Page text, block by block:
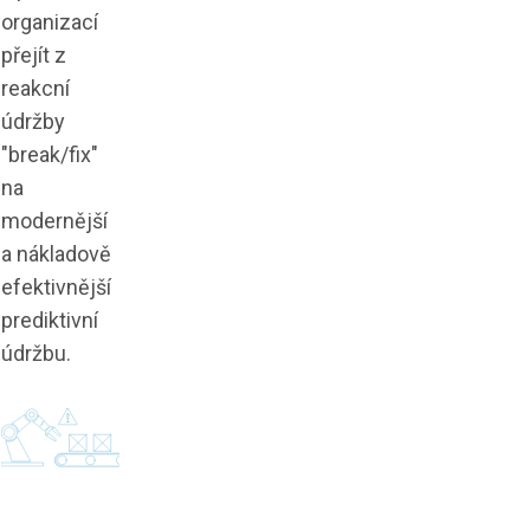
organizací
přejít z
reakcní
údržby
"break/fix"
na
modernější
a nákladově
efektivnější
prediktivní
údržbu.